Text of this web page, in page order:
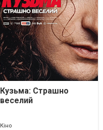
Кузьма: Страшно
веселий
Кіно